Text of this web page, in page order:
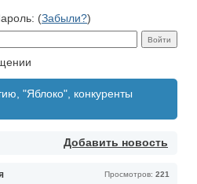
(Забыли?)
"Яблоко", конкуренты
Добавить новость
Просмотров: 221